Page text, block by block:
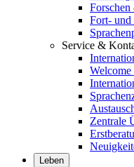
Fort- und
Service &
Welcome
Zentrale
Leben